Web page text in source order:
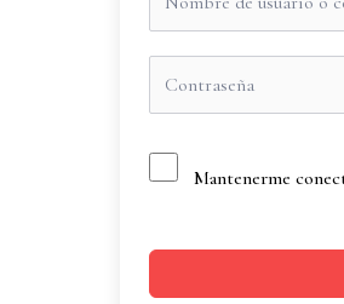
Mantenerme